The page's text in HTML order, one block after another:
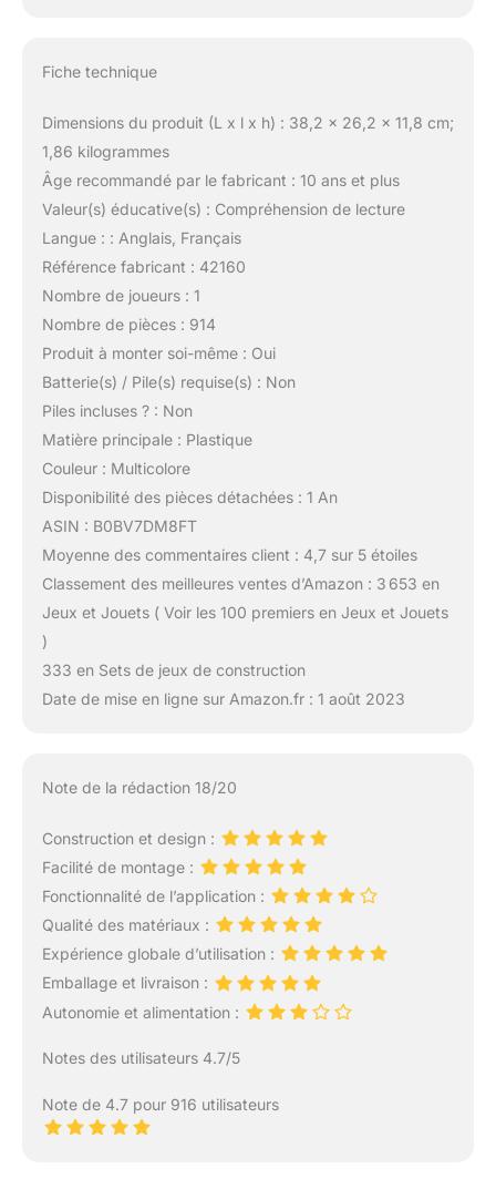
Fiche technique
Dimensions du produit (L x l x h) : 38,2 x 26,2 x 11,8 cm;
1,86 kilogrammes
Âge recommandé par le fabricant : 10 ans et plus
Valeur(s) éducative(s) : Compréhension de lecture
Langue : : Anglais, Français
Référence fabricant : 42160
Nombre de joueurs : 1
Nombre de pièces : 914
Produit à monter soi-même : Oui
Batterie(s) / Pile(s) requise(s) : Non
Piles incluses ? : Non
Matière principale : Plastique
Couleur : Multicolore
Disponibilité des pièces détachées : 1 An
ASIN : B0BV7DM8FT
Moyenne des commentaires client : 4,7 sur 5 étoiles
Classement des meilleures ventes d’Amazon : 3 653 en
Jeux et Jouets ( Voir les 100 premiers en Jeux et Jouets
)
333 en Sets de jeux de construction
Date de mise en ligne sur Amazon.fr : 1 août 2023
Note de la rédaction 18/20
Construction et design :
Facilité de montage :
Fonctionnalité de l’application :
Qualité des matériaux :
Expérience globale d’utilisation :
Emballage et livraison :
Autonomie et alimentation :
Notes des utilisateurs 4.7/5
Note de 4.7 pour 916 utilisateurs